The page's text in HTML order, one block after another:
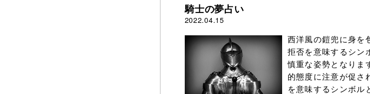
騎士の夢占い
2022.04.15
西洋風の鎧兜に身を
拒否を意味するシン
慎重な姿勢となりま
的態度に注意が促さ
を意味するシンボル